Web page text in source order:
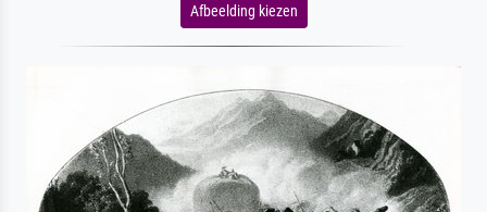
Afbeelding kiezen